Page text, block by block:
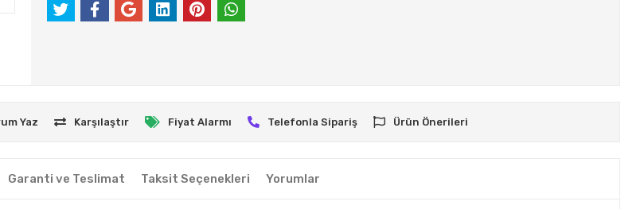
Yaz Karşılaştır Fiyat Alarmı Telefonla Sipariş Ürün Önerileri
Garanti ve Teslimat Taksit Seçenekleri Yorumlar